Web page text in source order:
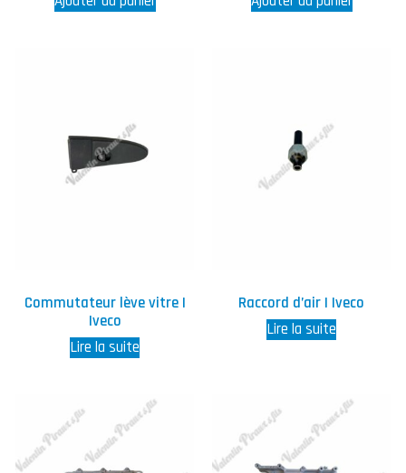
Commutateur lève vitre |
Iveco
Lire la suite
Raccord d’air | Iveco
Lire la suite